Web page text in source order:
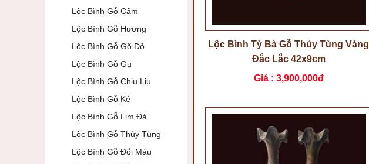
Lộc Bình Gỗ Cẩm
Lộc Bình Gỗ Hương
Lộc Bình Gỗ Gõ Đỏ
Lộc Bình Gỗ Gụ
Lộc Bình Gỗ Chiu Liu
Lộc Bình Gỗ Ké
Lộc Bình Gỗ Lim Đá
Lộc Bình Gỗ Thủy Tùng
Lộc Bình Gỗ Đổi Màu
Lộc Bình Tỳ Bà Gỗ Thủy Tùng Vàng
Đắc Lắc 42x9cm
Giá : 3,900,000đ